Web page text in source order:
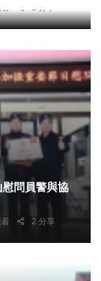
2 分享
問員警與協
2 分享